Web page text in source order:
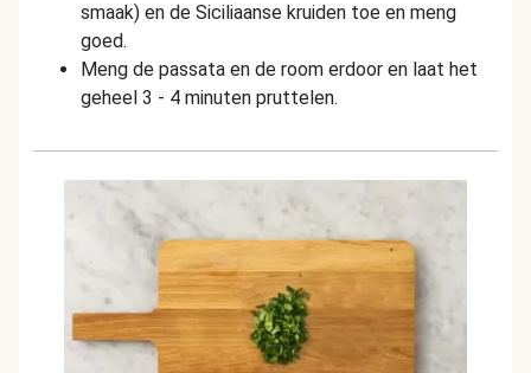
smaak) en de Siciliaanse kruiden toe en meng
goed.
Meng de passata en de room erdoor en laat het
geheel 3 - 4 minuten pruttelen.